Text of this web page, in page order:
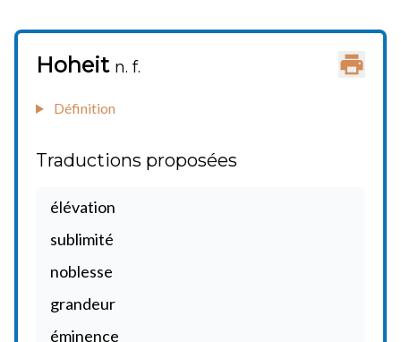
Hoheit n. f.
Définition
Traductions proposées
élévation
sublimité
noblesse
grandeur
éminence